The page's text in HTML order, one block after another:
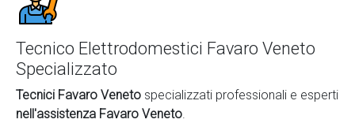
Tecnico Elettrodomestici Favaro Veneto
Specializzato
Tecnici Favaro Veneto specializzati professionali e esperti
nell'assistenza Favaro Veneto.